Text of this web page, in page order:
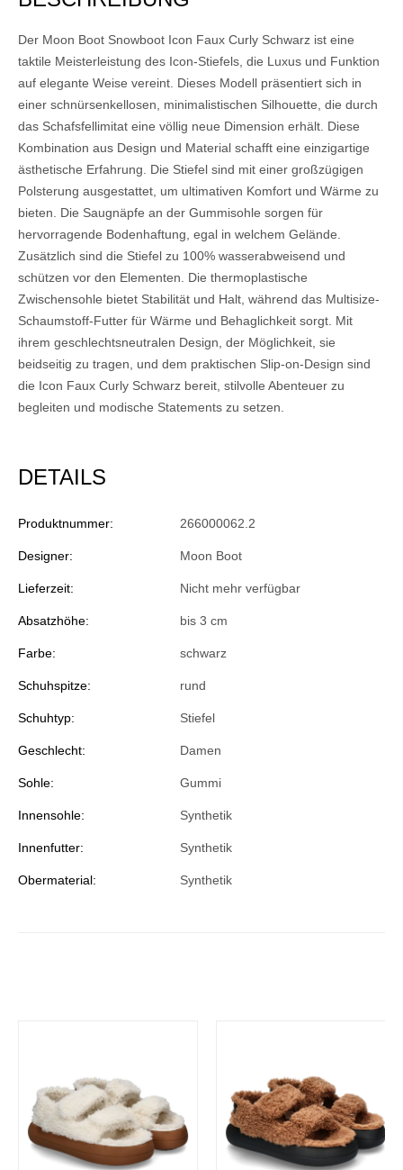
Der Moon Boot Snowboot Icon Faux Curly Schwarz ist eine
taktile Meisterleistung des Icon-Stiefels, die Luxus und Funktion
auf elegante Weise vereint. Dieses Modell präsentiert sich in
einer schnürsenkellosen, minimalistischen Silhouette, die durch
das Schafsfellimitat eine völlig neue Dimension erhält. Diese
Kombination aus Design und Material schafft eine einzigartige
ästhetische Erfahrung. Die Stiefel sind mit einer großzügigen
Polsterung ausgestattet, um ultimativen Komfort und Wärme zu
bieten. Die Saugnäpfe an der Gummisohle sorgen für
hervorragende Bodenhaftung, egal in welchem Gelände.
Zusätzlich sind die Stiefel zu 100% wasserabweisend und
schützen vor den Elementen. Die thermoplastische
Zwischensohle bietet Stabilität und Halt, während das Multisize-
Schaumstoff-Futter für Wärme und Behaglichkeit sorgt. Mit
ihrem geschlechtsneutralen Design, der Möglichkeit, sie
beidseitig zu tragen, und dem praktischen Slip-on-Design sind
die Icon Faux Curly Schwarz bereit, stilvolle Abenteuer zu
begleiten und modische Statements zu setzen.
DETAILS
Produktnummer: 266000062.2
Designer: Moon Boot
Lieferzeit: Nicht mehr verfügbar
Absatzhöhe: bis 3 cm
Farbe: schwarz
Schuhspitze: rund
Schuhtyp: Stiefel
Geschlecht: Damen
Sohle: Gummi
Innensohle: Synthetik
Innenfutter: Synthetik
Obermaterial: Synthetik